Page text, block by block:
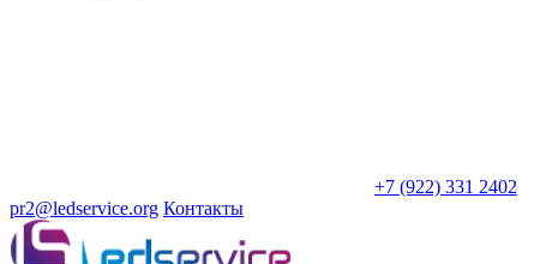
+7 (922) 331 2402
pr2@ledservice.org Контакты